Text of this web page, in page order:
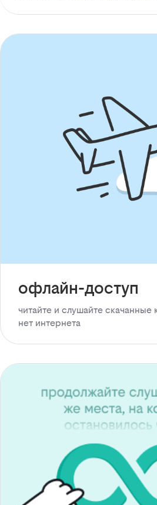
офлайн-доступ
читайте и слушайте скачанные
нет интернета